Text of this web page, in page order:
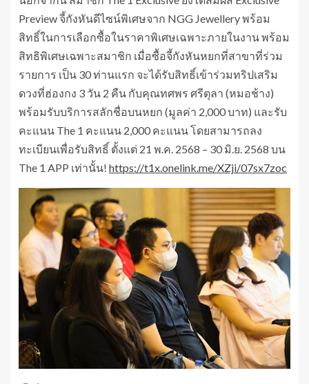
Preview จี้กังหันดีไซน์พิเศษจาก NGG Jewellery พร้อม
สิทธิ์ในการเลือกซื้อในราคาพิเศษเฉพาะภายในงาน พร้อม
สิทธิพิเศษเฉพาะสมาชิก เมื่อซื้อจี้กังหันหยกที่สาขาที่ร่วม
รายการ เป็น 30 ท่านแรก จะได้รับสิทธิ์เข้าร่วมทริปเสริม
ดวงที่ฮ่องกง 3 วัน 2 คืน กับคุณทศพร ศรีตุลา (หมอช้าง)
พร้อมรับบริการสลักชื่อบนหยก (มูลค่า 2,000 บาท) และรับ
คะแนน The 1 คะแนน 2,000 คะแนน โดยสามารถลง
ทะเบียนเพื่อรับสิทธิ์ ตั้งแต่ 21 พ.ค. 2568 – 30 มิ.ย. 2568 บน
The 1 APP เท่านั้น! https://t1x.onelink.me/XZji/07sx7zoc